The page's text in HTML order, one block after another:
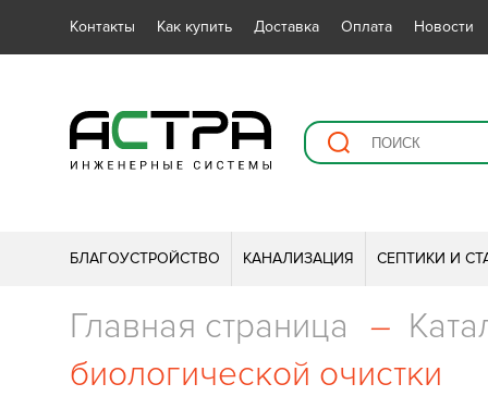
Контакты Как купить Доставка Оплата Новости
БЛАГОУСТРОЙСТВО КАНАЛИЗАЦИЯ СЕПТИКИ И
Главная страница –
биологической очистки